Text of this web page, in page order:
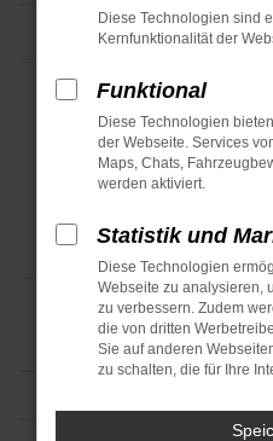
Diese Technologien sind
Kernfunktionalität der
Funktional
Diese Technologien
der Webseite. Services
Maps, Chats,
werden aktiviert.
Statistik und
Diese Technologien
Webseite zu analysieren,
zu verbessern. Zudem
die von dritten
Sie auf anderen
zu schalten, die für Ihre